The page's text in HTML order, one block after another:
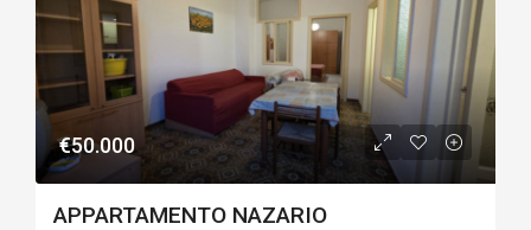
€50.000
APPARTAMENTO NAZARIO